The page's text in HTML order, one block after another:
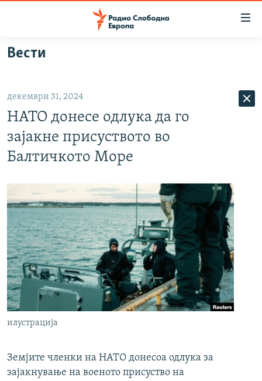
Оди
на
главната
навигација
Премини
на
ВИЗУЕЛНО
ШТО ТРЕБА ДА ЗНАЕТЕ
ПРИЈАВИ СЕ ЗА ЊУЗЛЕТЕР
ПОДКАСТ ЗОШТО?
СЛЕДЕТЕ НЕ
РСЕ веб страници
Вести
декември 31, 2024
НАТО донесе одлука да го
зајакне присуството во
Балтичкото Море
илустрација
Земјите членки на НАТО донесоа одлука за
зајакнување на военото присуство на